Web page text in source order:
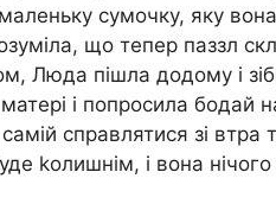
сумочку, яку
що тепер паззл
Люда пішла додому і
і попросила бодай
справлятися зі втра
kолишнім, і вона